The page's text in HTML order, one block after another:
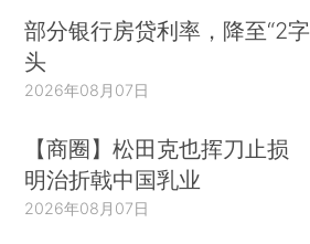
部分银行房贷利率，降至“2字
头
2026年08月07日
【商圈】松田克也挥刀止损
明治折戟中国乳业
2026年08月07日